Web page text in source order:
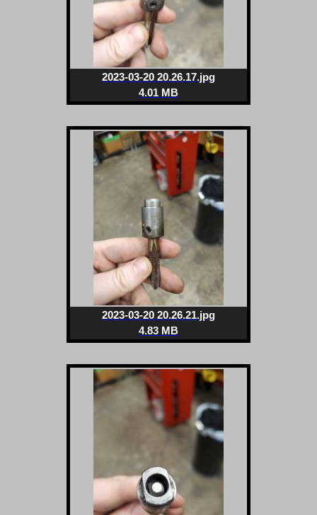
2023-03-20 20.26.17.jpg
4.01 MB
2023-03-20 20.26.21.jpg
4.83 MB